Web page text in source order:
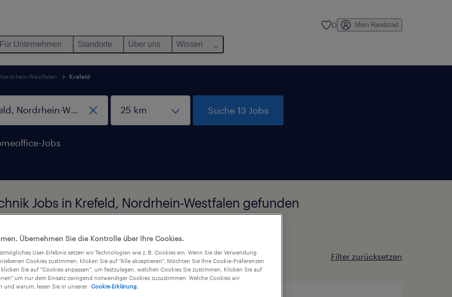
Für Unternehmen Standorte Über uns Wissen
0 Mein Randstad
Westfalen Krefeld
Jobs
Suche 13 Jobs
Jobs in Krefeld, Nordrhein-Westfalen gefunden
Gehalt Arbeitszeit Filter zurücksetzen
Übernehmen Sie die Kontrolle über Ihre Cookies.
User-Erlebnis setzen wir Technologien wie z. B. Cookies ein. Wenn Sie der Verwendung
Cookies zustimmen, klicken Sie auf "Alle akzeptieren". Möchten Sie Ihre Cookie-Präferenzen
klicken Sie auf "Cookies anpassen", um festzulegen, welchen Cookies Sie zustimmen. Klicken Sie auf
um nur dem Einsatz zwingend notwendiger Cookies zuzustimmen. Welche Cookies wir
und warum, lesen Sie in unserer
Cookie-Erklärung.